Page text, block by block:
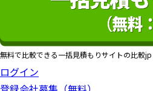
無料で比較できる一括見積もりサイトの比較jp
ログイン